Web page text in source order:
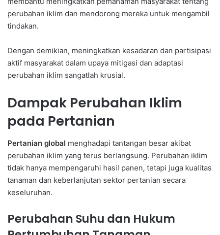
perubahan iklim dan mendorong mereka untuk mengambil
tindakan.
Dengan demikian, meningkatkan kesadaran dan partisipasi
aktif masyarakat dalam upaya mitigasi dan adaptasi
perubahan iklim sangatlah krusial.
Dampak Perubahan Iklim
pada Pertanian
Pertanian global menghadapi tantangan besar akibat
perubahan iklim yang terus berlangsung. Perubahan iklim
tidak hanya mempengaruhi hasil panen, tetapi juga kualitas
tanaman dan keberlanjutan sektor pertanian secara
keseluruhan.
Perubahan Suhu dan Hukum